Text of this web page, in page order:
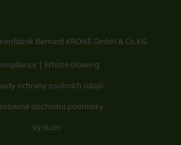
Bernard KRONE GmbH & Co.KG
| Whiste blowing
ochrany osobních údajů
obchodní podmínky
Výzkum